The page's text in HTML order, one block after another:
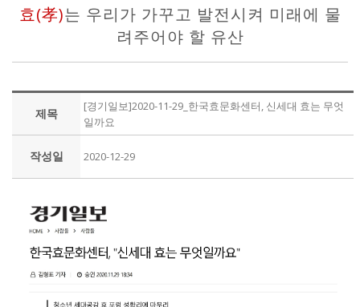
효(孝)는 우리가 가꾸고 발전시켜 미래에 물
려주어야 할 유산
제목
[경기일보]2020-11-29_한국효문화센터, 신세대 효는 무엇
일까요
작성일 2020-12-29